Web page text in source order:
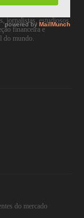
jornalistas, estudiosos
financeira e
do mundo.
do mercado